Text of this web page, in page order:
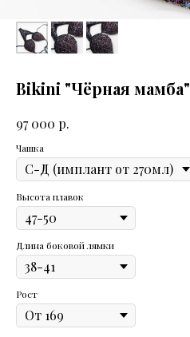
Bikini "Чёрная мамба"
97 000 р.
Чашка
Высота плавок
Длина боковой лямки
Рост